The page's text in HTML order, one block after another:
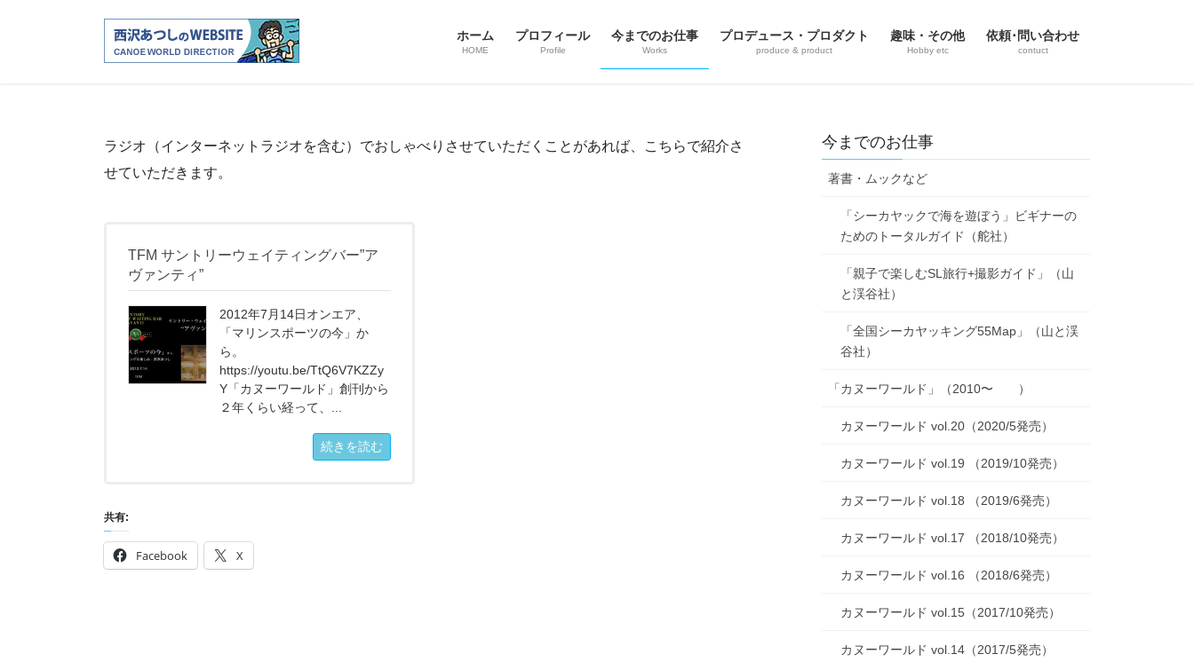
ホーム
HOME
プロフィール
Profile
今までのお仕事
Works
プロデュース・プロダクト
produce & product
趣味・その他
Hobby etc
依頼･問い合わせ
contuct
ラジオ（インターネットラジオを含む）でおしゃべりさせていただくことがあれば、こちらで紹介さ
せていただきます。
TFM サントリーウェイティングバー”ア
ヴァンティ”
2012年7月14日オンエア、
「マリンスポーツの今」か
ら。
https://youtu.be/TtQ6V7KZZy
Y「カヌーワールド」創刊から
２年くらい経って、...
続きを読む
共有:
Facebook X
今までのお仕事
著書・ムックなど
「シーカヤックで海を遊ぼう」ビギナーの
ためのトータルガイド（舵社）
「親子で楽しむSL旅行+撮影ガイド」（山
と渓谷社）
「全国シーカヤッキング55Map」（山と渓
谷社）
「カヌーワールド」（2010〜 ）
カヌーワールド vol.20（2020/5発売）
カヌーワールド vol.19 （2019/10発売）
カヌーワールド vol.18 （2019/6発売）
カヌーワールド vol.17 （2018/10発売）
カヌーワールド vol.16 （2018/6発売）
カヌーワールド vol.15（2017/10発売）
カヌーワールド vol.14（2017/5発売）